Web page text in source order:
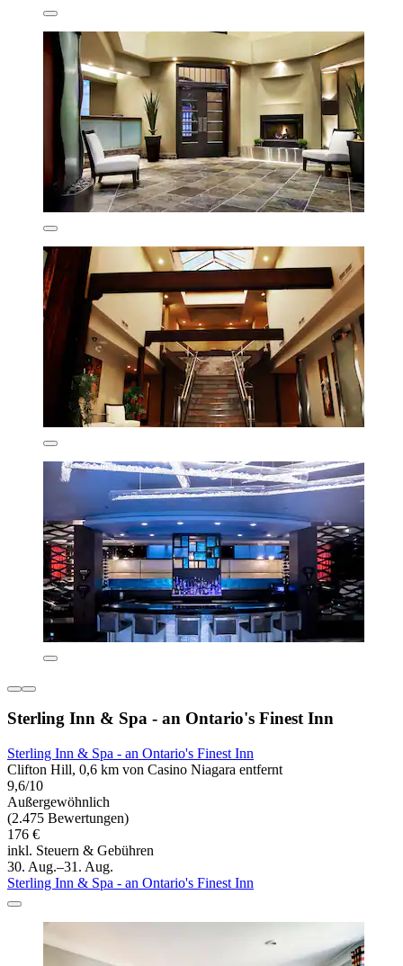
Sterling Inn & Spa - an Ontario's Finest Inn
Sterling Inn & Spa - an Ontario's Finest Inn
Clifton Hill, 0,6 km von Casino Niagara entfernt
9,6/10
Außergewöhnlich
(2.475 Bewertungen)
176 €
inkl. Steuern & Gebühren
30. Aug.–31. Aug.
Sterling Inn & Spa - an Ontario's Finest Inn